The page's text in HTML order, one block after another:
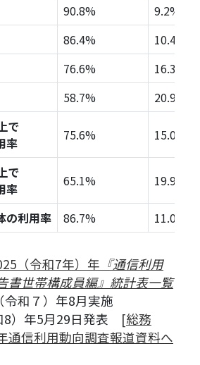
90.8%
9.2%
86.4%
10.4%
76.6%
16.3%
58.7%
20.9%
で
率
75.6% 15.0%
で
率
65.1% 19.9%
の利用率 86.7% 11.0%
（令和7年）年 『通信利用
書世帯構成員編』統計表一覧
ブで開きます）
令和７）年8月実施
8）年5月29日発表 [総務
通信利用動向調査報道資料へ